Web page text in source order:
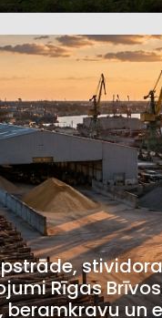
Rīgas
beramkravu un